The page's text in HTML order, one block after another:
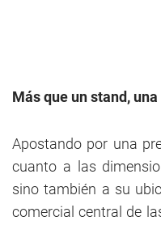
Más que un stand,
Apostando por una
cuanto a las
sino también a su
comercial central de